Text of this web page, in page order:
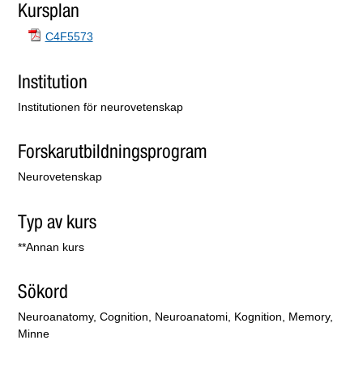
Kursplan
C4F5573
Institution
Institutionen för neurovetenskap
Forskarutbildningsprogram
Neurovetenskap
Typ av kurs
**Annan kurs
Sökord
Neuroanatomy, Cognition, Neuroanatomi, Kognition, Memory,
Minne